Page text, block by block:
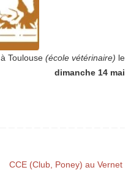
à Toulouse (école vétérinaire) le
dimanche 14 mai
CCE (Club, Poney) au Vernet